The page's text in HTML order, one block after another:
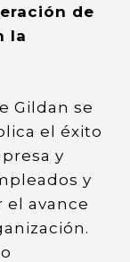
de
la
Gildan se
el éxito
y
y
avance